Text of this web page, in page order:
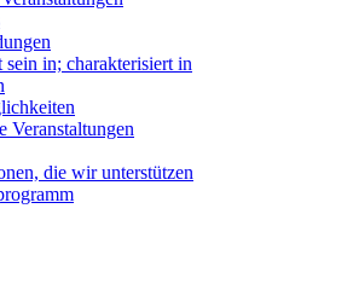
sein in; charakterisiert in
Veranstaltungen
die wir unterstützen